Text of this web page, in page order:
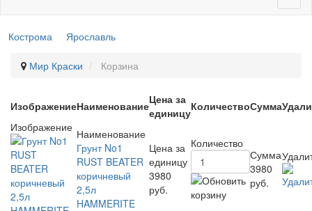
Кострома Ярославль
Мир Краски Корзина
ИзображениеНаименованиеЦена за
единицуКоличествоСумма
Изображение Наименование
Грунт No1
RUST BEATER
коричневый
2,5л
HAMMERITE
Цена за
единицу
3980
руб.
Количество
Сумма
3980
руб.